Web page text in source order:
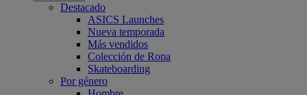
Destacado
ASICS Launches
Nueva temporada
Más vendidos
Colección de Ropa
Skateboarding
Por género